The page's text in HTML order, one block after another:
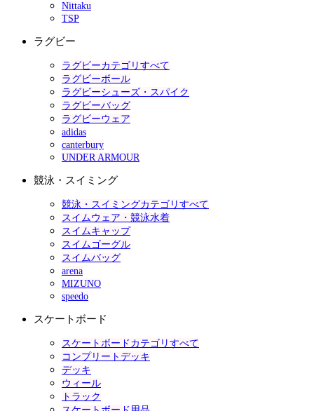
Nittaku
TSP
ラグビー
ラグビーカテゴリすべて
ラグビーボール
ラグビーシューズ・スパイク
ラグビーバッグ
ラグビーウェア
adidas
canterbury
UNDER ARMOUR
競泳・スイミング
競泳・スイミングカテゴリすべて
スイムウェア・競泳水着
スイムキャップ
スイムゴーグル
スイムバッグ
arena
MIZUNO
speedo
スケートボード
スケートボードカテゴリすべて
コンプリートデッキ
デッキ
ウィール
トラック